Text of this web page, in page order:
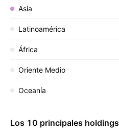
Asia
Latinoamérica
África
Oriente Medio
Oceanía
Los 10 principales holdings